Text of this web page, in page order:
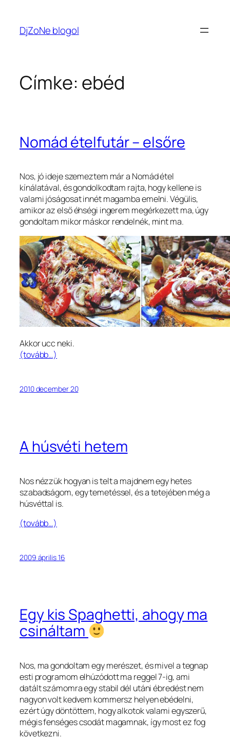
tartalomhoz
DjZoNe blogol
Címke: ebéd
Nomád ételfutár – elsőre
Nos, jó ideje szemeztem már a Nomád étel
kínálatával, és gondolkodtam rajta, hogy kellene is
valami jóságosat innét magamba emelni. Végülis,
amikor az első éhségi ingerem megérkezett ma, úgy
gondoltam mikor máskor rendelnék, mint ma.
Akkor ucc neki.
(tovább…)
2010 december 20
A húsvéti hetem
Nos nézzük hogyan is telt a majdnem egy hetes
szabadságom, egy temetéssel, és a tetejében még a
húsvéttal is.
(tovább…)
2009 április 16
Egy kis Spaghetti, ahogy ma
csináltam
Nos, ma gondoltam egy merészet, és mivel a tegnap
esti programom elhúzódott ma reggel 7-ig, ami
datált számomra egy stabil dél utáni ébredést nem
nagyon volt kedvem kommersz helyen ebédelni,
ezért úgy döntöttem, hogy alkotok valami egyszerű,
mégis fenséges csodát magamnak, így most ez fog
következni.